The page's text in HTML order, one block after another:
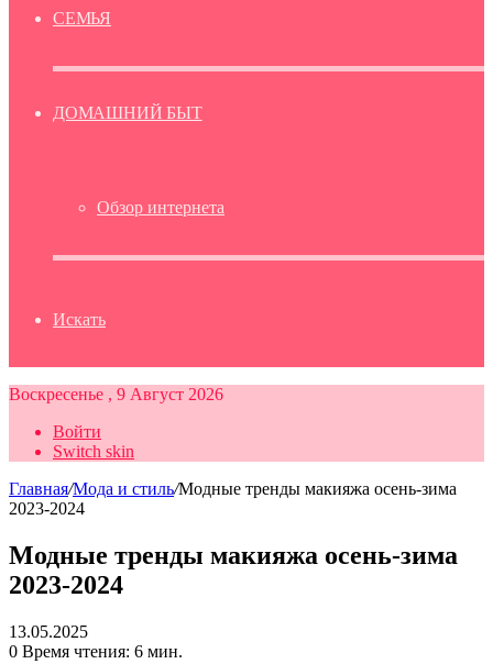
СЕМЬЯ
ДОМАШНИЙ БЫТ
Обзор интернета
Искать
Воскресенье , 9 Август 2026
Войти
Switch skin
Главная/Мода и стиль/Модные тренды макияжа осень-зима
2023-2024
Модные тренды макияжа осень-зима
2023-2024
13.05.2025
0 Время чтения: 6 мин.